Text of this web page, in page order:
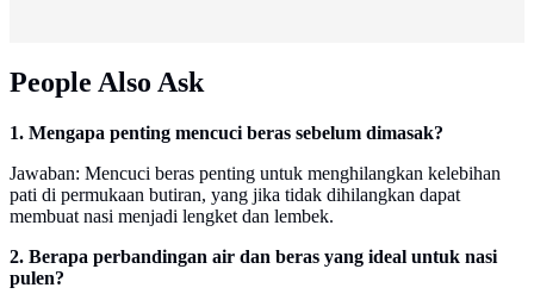
People Also Ask
1. Mengapa penting mencuci beras sebelum dimasak?
Jawaban: Mencuci beras penting untuk menghilangkan kelebihan
pati di permukaan butiran, yang jika tidak dihilangkan dapat
membuat nasi menjadi lengket dan lembek.
2. Berapa perbandingan air dan beras yang ideal untuk nasi
pulen?